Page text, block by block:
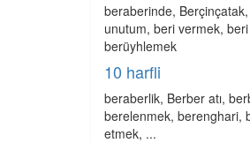
beraberinde,
unutum, beri vermek,
berüyhlemek
10 harfli
beraberlik, Berber atı,
berelenmek, berenghari,
etmek, ...